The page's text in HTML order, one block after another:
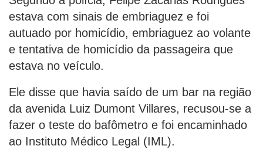
estava com sinais de embriaguez e foi
autuado por homicídio, embriaguez ao volante
e tentativa de homicídio da passageira que
estava no veículo.
Ele disse que havia saído de um bar na região
da avenida Luiz Dumont Villares, recusou-se a
fazer o teste do bafômetro e foi encaminhado
ao Instituto Médico Legal (IML).